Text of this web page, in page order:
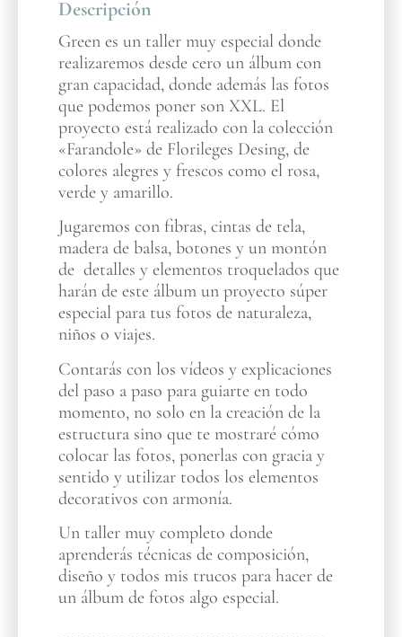
Descripción
Green es un taller muy especial donde
realizaremos desde cero un álbum con
gran capacidad, donde además las fotos
que podemos poner son XXL. El
proyecto está realizado con la colección
«Farandole» de Florileges Desing, de
colores alegres y frescos como el rosa,
verde y amarillo.
Jugaremos con fibras, cintas de tela,
madera de balsa, botones y un montón
de detalles y elementos troquelados que
harán de este álbum un proyecto súper
especial para tus fotos de naturaleza,
niños o viajes.
Contarás con los vídeos y explicaciones
del paso a paso para guiarte en todo
momento, no solo en la creación de la
estructura sino que te mostraré cómo
colocar las fotos, ponerlas con gracia y
sentido y utilizar todos los elementos
decorativos con armonía.
Un taller muy completo donde
aprenderás técnicas de composición,
diseño y todos mis trucos para hacer de
un álbum de fotos algo especial.
_________________________________